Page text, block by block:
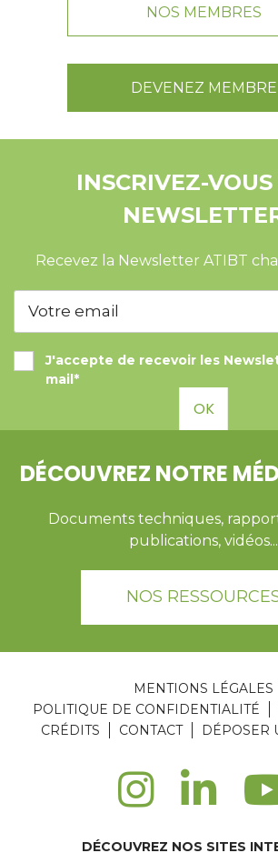
NOS MEMBRES
DEVENEZ MEMBRE
INSCRIVEZ-
Recevez la Newsletter ATIBT
J'accepte de recevoir les
mail*
OK
DÉCOUVREZ NOTRE
Documents techniques,
publications, vidéos...
NOS
MENTIONS LÉGALES
POLITIQUE DE CONFIDENTIALITÉ
CRÉDITS
CONTACT DÉPOSER
DÉCOUVREZ NOS SITES